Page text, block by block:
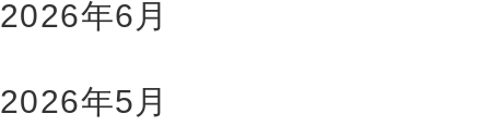
2026年6月
2026年5月